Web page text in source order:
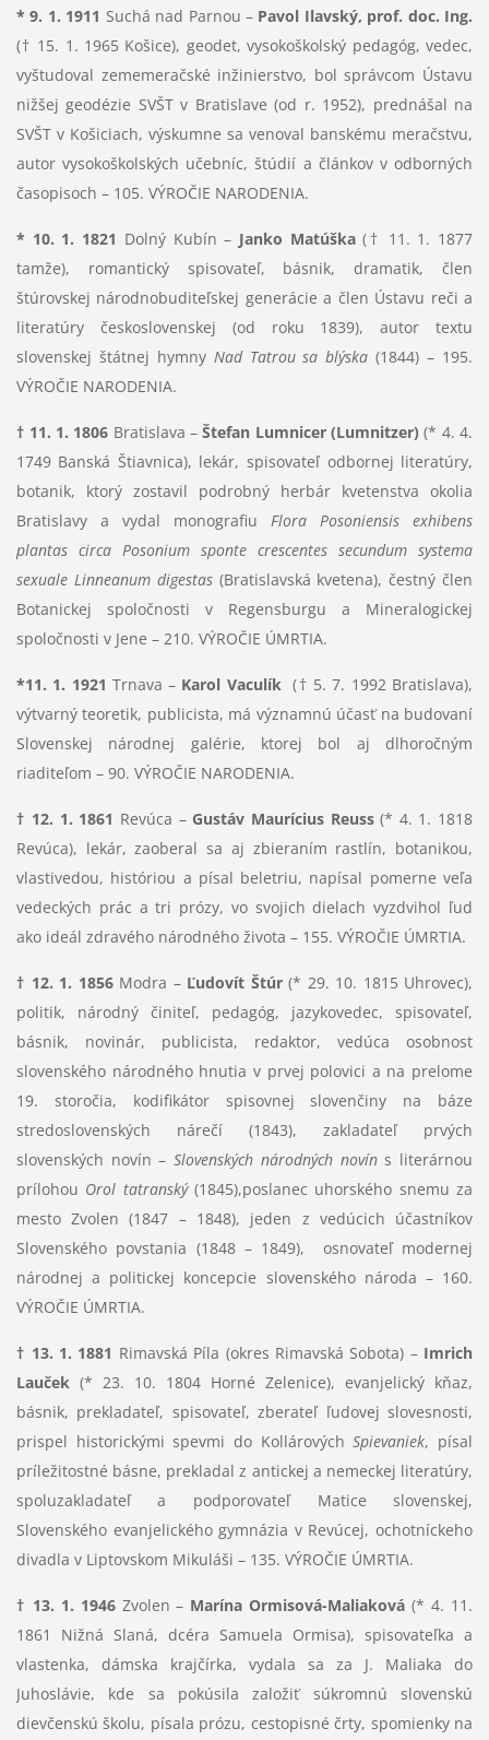
* 9. 1. 1911 Suchá nad Parnou – Pavol Ilavský, prof. doc. Ing.
(† 15. 1. 1965 Košice), geodet, vysokoškolský pedagóg, vedec,
vyštudoval zememeračské inžinierstvo, bol správcom Ústavu
nižšej geodézie SVŠT v Bratislave (od r. 1952), prednášal na
SVŠT v Košiciach, výskumne sa venoval banskému meračstvu,
autor vysokoškolských učebníc, štúdií a článkov v odborných
časopisoch – 105. VÝROČIE NARODENIA.
* 10. 1. 1821 Dolný Kubín – Janko Matúška(† 11. 1. 1877
tamže), romantický spisovateľ, básnik, dramatik, člen
štúrovskej národnobuditeľskej generácie a člen Ústavu reči a
literatúry československej (od roku 1839), autor textu
slovenskej štátnej hymny Nad Tatrou sa blýska (1844) – 195.
VÝROČIE NARODENIA.
† 11. 1. 1806 Bratislava –Štefan Lumnicer (Lumnitzer) (* 4. 4.
1749 Banská Štiavnica), lekár, spisovateľ odbornej literatúry,
botanik, ktorý zostavil podrobný herbár kvetenstva okolia
Bratislavy a vydal monografiu Flora Posoniensis exhibens
plantas circa Posonium sponte crescentes secundum systema
sexuale Linneanum digestas(Bratislavská kvetena), čestný člen
Botanickej spoločnosti v Regensburgu a Mineralogickej
spoločnosti v Jene – 210. VÝROČIE ÚMRTIA.
*11. 1. 1921 Trnava – Karol Vaculík († 5. 7. 1992 Bratislava),
výtvarný teoretik, publicista, má významnú účasť na budovaní
Slovenskej národnej galérie, ktorej bol aj dlhoročným
riaditeľom – 90. VÝROČIE NARODENIA.
† 12. 1. 1861 Revúca – Gustáv Maurícius Reuss(* 4. 1. 1818
Revúca), lekár, zaoberal sa aj zbieraním rastlín, botanikou,
vlastivedou, históriou a písal beletriu, napísal pomerne veľa
vedeckých prác a tri prózy, vo svojich dielach vyzdvihol ľud
ako ideál zdravého národného života – 155. VÝROČIE ÚMRTIA.
† 12. 1. 1856Modra – Ľudovít Štúr(* 29. 10. 1815 Uhrovec),
politik, národný činiteľ, pedagóg, jazykovedec, spisovateľ,
básnik, novinár, publicista, redaktor, vedúca osobnosť
slovenského národného hnutia v prvej polovici a na prelome
19. storočia, kodifikátor spisovnej slovenčiny na báze
stredoslovenských nárečí (1843), zakladateľ prvých
slovenských novín –Slovenských národných novíns literárnou
prílohou Orol tatranský(1845),poslanec uhorského snemu za
mesto Zvolen (1847 – 1848), jeden z vedúcich účastníkov
Slovenského povstania (1848 – 1849),
osnovateľ modernej
národnej a politickej koncepcie slovenského národa – 160.
VÝROČIE ÚMRTIA.
† 13. 1. 1881 Rimavská Píla (okres Rimavská Sobota) – Imrich
Lauček (* 23. 10. 1804 Horné Zelenice), evanjelický kňaz,
básnik, prekladateľ, spisovateľ, zberateľ ľudovej slovesnosti,
prispel historickými spevmi do KollárovýchSpievaniek, písal
príležitostné básne, prekladal z antickej a nemeckej literatúry,
spoluzakladateľ a podporovateľ Matice slovenskej,
Slovenského evanjelického gymnázia v Revúcej, ochotníckeho
divadla v Liptovskom Mikuláši – 135. VÝROČIE ÚMRTIA.
† 13. 1. 1946Zvolen – Marína Ormisová-Maliaková (* 4. 11.
1861 Nižná Slaná, dcéra Samuela Ormisa), spisovateľka a
vlastenka, dámska krajčírka, vydala sa za J. Maliaka do
Juhoslávie, kde sa pokúsila založiť súkromnú slovenskú
dievčenskú školu, písala prózu, cestopisné črty, spomienky na